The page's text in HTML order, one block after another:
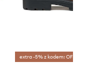
extra -5% z kodem: OFF*